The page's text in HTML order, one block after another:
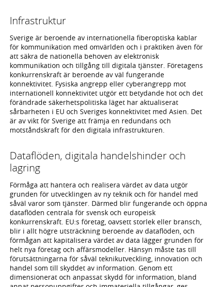
Infrastruktur
Sverige är beroende av internationella fiberoptiska kablar
för kommunikation med omvärlden och i praktiken även för
att säkra de nationella behoven av elektronisk
kommunikation och tillgång till digitala tjänster. Företagens
konkurrenskraft är beroende av väl fungerande
konnektivitet. Fysiska angrepp eller cyberangrepp mot
internationell konnektivitet utgör ett betydande hot och det
förändrade säkerhetspolitiska läget har aktualiserat
sårbarheten i EU och Sveriges konnektivitet med Asien. Det
är av vikt för Sverige att främja en redundans och
motståndskraft för den digitala infrastrukturen.
Dataflöden, digitala handelshinder och
lagring
Förmåga att hantera och realisera värdet av data utgör
grunden för utvecklingen av ny teknik och för handel med
såväl varor som tjänster. Därmed blir fungerande och öppna
dataflöden centrala för svensk och europeisk
konkurrenskraft. EU:s företag, oavsett storlek eller bransch,
blir i allt högre utsträckning beroende av dataflöden, och
förmågan att kapitalisera värdet av data lägger grunden för
helt nya företag och affärsmodeller. Hänsyn måste tas till
förutsättningarna för såväl teknikutveckling, innovation och
handel som till skyddet av information. Genom ett
dimensionerat och anpassat skydd för information, bland